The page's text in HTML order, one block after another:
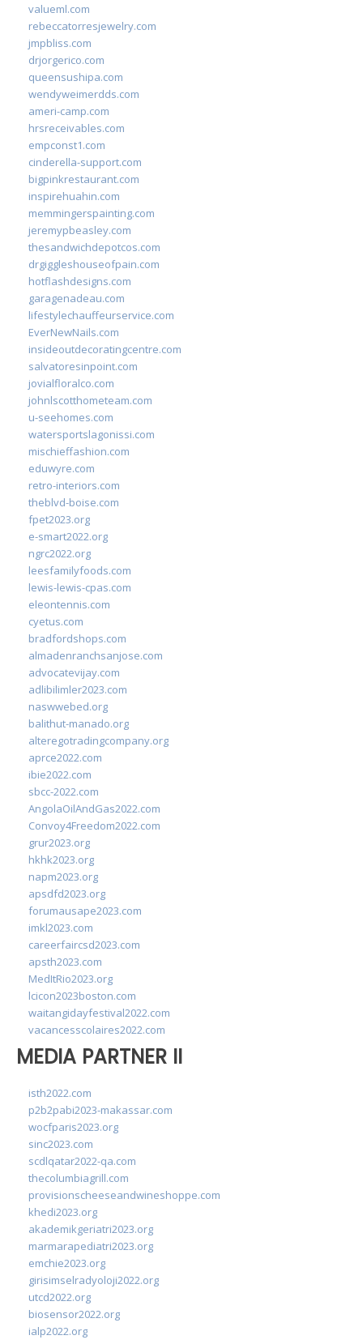
valueml.com
rebeccatorresjewelry.com
jmpbliss.com
drjorgerico.com
queensushipa.com
wendyweimerdds.com
ameri-camp.com
hrsreceivables.com
empconst1.com
cinderella-support.com
bigpinkrestaurant.com
inspirehuahin.com
memmingerspainting.com
jeremypbeasley.com
thesandwichdepotcos.com
drgiggleshouseofpain.com
hotflashdesigns.com
garagenadeau.com
lifestylechauffeurservice.com
EverNewNails.com
insideoutdecoratingcentre.com
salvatoresinpoint.com
jovialfloralco.com
johnlscotthometeam.com
u-seehomes.com
watersportslagonissi.com
mischieffashion.com
eduwyre.com
retro-interiors.com
theblvd-boise.com
fpet2023.org
e-smart2022.org
ngrc2022.org
leesfamilyfoods.com
lewis-lewis-cpas.com
eleontennis.com
cyetus.com
bradfordshops.com
almadenranchsanjose.com
advocatevijay.com
adlibilimler2023.com
naswwebed.org
balithut-manado.org
alteregotradingcompany.org
aprce2022.com
ibie2022.com
sbcc-2022.com
AngolaOilAndGas2022.com
Convoy4Freedom2022.com
grur2023.org
hkhk2023.org
napm2023.org
apsdfd2023.org
forumausape2023.com
imkl2023.com
careerfaircsd2023.com
apsth2023.com
MedItRio2023.org
lcicon2023boston.com
waitangidayfestival2022.com
vacancesscolaires2022.com
MEDIA PARTNER II
isth2022.com
p2b2pabi2023-makassar.com
wocfparis2023.org
sinc2023.com
scdlqatar2022-qa.com
thecolumbiagrill.com
provisionscheeseandwineshoppe.com
khedi2023.org
akademikgeriatri2023.org
marmarapediatri2023.org
emchie2023.org
girisimselradyoloji2022.org
utcd2022.org
biosensor2022.org
ialp2022.org